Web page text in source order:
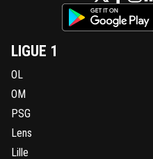
LIGUE 1
OL
OM
PSG
Lens
Lille